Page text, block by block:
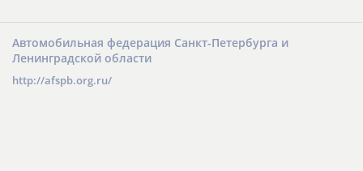
Автомобильная федерация Санкт-Петербурга и
Ленинградской области
http://afspb.org.ru/